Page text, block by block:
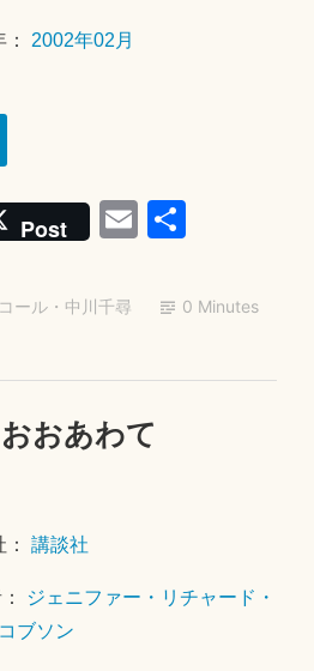
： 2002年02月
Post E
ail
共
ール・ 中川千尋 0 Minutes
おあわて
：講談社
ジェニファー・リチャード・
ブソン